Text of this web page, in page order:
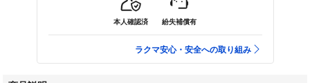
本人確認済 紛失補償有
ラクマ安心・安全への取り組み